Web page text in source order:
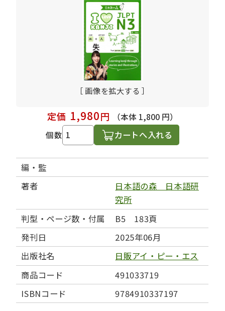
［ 画像を拡大する ］
定価 1,980円
（本体 1,800 円）
個数
カートへ入れる
編・監
著者
日本語の森 日本語研
究所
判型・ページ数・付属
B5 183頁
発刊日
2025年06月
出版社名
日販アイ・ピー・エス
商品コード
491033719
ISBNコード
9784910337197